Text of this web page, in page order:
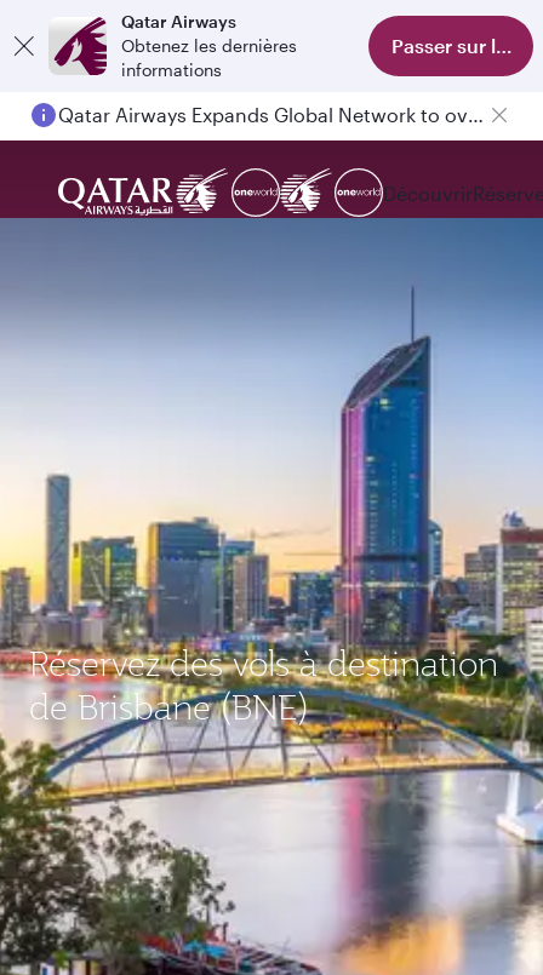
Qatar Airways
Obtenez les dernières
informations
Passer sur
Qatar Airways Expands Global Network to over 160 Destinations
Découvrir
Réservez des vols à destination
de Brisbane (BNE)